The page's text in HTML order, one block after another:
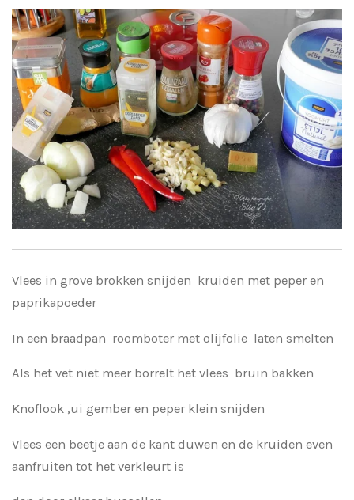
Vlees in grove brokken snijden kruiden met peper en
paprikapoeder
In een braadpan roomboter met olijfolie laten smelten
Als het vet niet meer borrelt het vlees bruin bakken
Knoflook ,ui gember en peper klein snijden
Vlees een beetje aan de kant duwen en de kruiden even
aanfruiten tot het verkleurt is